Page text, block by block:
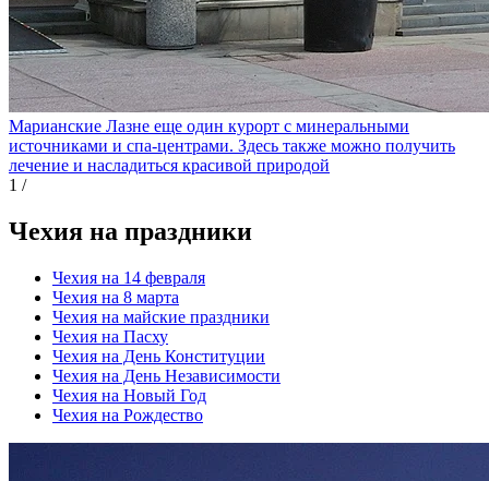
Марианские Лазне еще один курорт с минеральными
источниками и спа-центрами. Здесь также можно получить
лечение и насладиться красивой природой
1 /
Чехия на праздники
Чехия на 14 февраля
Чехия на 8 марта
Чехия на майские праздники
Чехия на Пасху
Чехия на День Конституции
Чехия на День Независимости
Чехия на Новый Год
Чехия на Рождество